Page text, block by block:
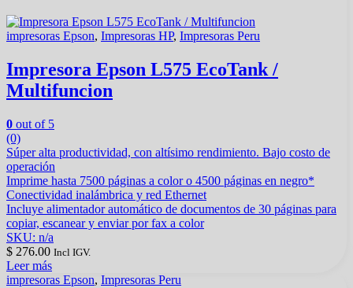
impresoras Epson, Impresoras HP, Impresoras Peru
Impresora Epson L575 EcoTank /
Multifuncion
0 out of 5
(0)
Súper alta productividad, con altísimo rendimiento. Bajo costo de
operación
Imprime hasta 7500 páginas a color o 4500 páginas en negro*
Conectividad inalámbrica y red Ethernet
Incluye alimentador automático de documentos de 30 páginas para
copiar, escanear y enviar por fax a color
SKU: n/a
$ 276.00 Incl IGV.
Leer más
impresoras Epson, Impresoras Peru